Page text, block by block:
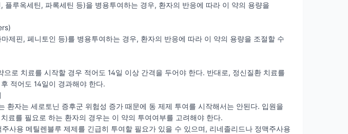
루옥세틴, 파록세틴 등)을 병용투여하는 경우, 환자의 반응에 따라 이 약의 용량을
제핀, 페니토인 등)를 병용투여하는 경우, 환자의 반응에 따라 이 약의 용량을 조절할 수
로 치료를 시작할 경우 적어도 14일 이상 간격을 두어야 한다. 반대로, 정신질환 치료를
적어도 14일이 경과해야 한다.
환자는 세로토닌 증후군 위험성 증가 때문에 동 제제 투여를 시작해서는 안된다. 입원을
료를 필요로 하는 환자의 경우는 이 약의 투여여부를 고려해야 한다.
사용 메틸렌블루 제제를 긴급히 투여할 필요가 있을 수 있으며, 리네졸리드나 정맥주사용